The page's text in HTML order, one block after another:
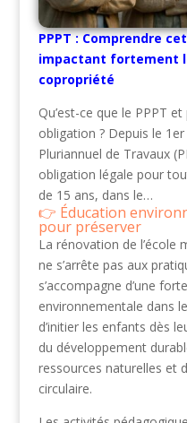
PPPT : Comprendre
impactant fortement
copropriété
Qu’est-ce que le PPPT
obligation ? Depuis le
Pluriannuel de Travaux
obligation légale pour
de 15 ans, dans le…
Éducation
pour préserver
La rénovation de l’école
ne s’arrête pas aux
s’accompagne d’une
environnementale dans
d’initier les enfants dès
du développement
ressources naturelles et
circulaire.